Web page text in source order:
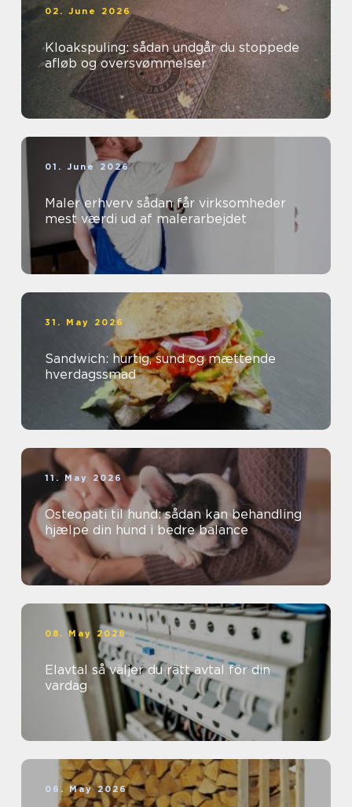
02. June 2026
Kloakspuling: sådan undgår du stoppede
afløb og oversvømmelser
01. June 2026
Maler erhverv sådan får virksomheder
mest værdi ud af malerarbejdet
31. May 2026
Sandwich: hurtig, sund og mættende
hverdagssmad
11. May 2026
Osteopati til hund: sådan kan behandling
hjælpe din hund i bedre balance
08. May 2026
Elavtal så väljer du rätt avtal för din
vardag
06. May 2026